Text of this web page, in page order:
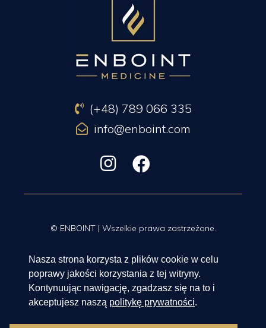
Nasza strona korzysta z plików cookie w celu
poprawy jakości korzystania z tej witryny.
Kontynuując nawigację, zgadzasz się na to i
akceptujesz naszą politykę prywatności.
(+48) 789 066 335
info@enboint.com
© ENBOINT | Wszelkie prawa zastrzeżone.
politykę prywatności
orazogólne warunki wynajmu gabinetów i sprzętów
Projekt i realizacja:A2Com UK